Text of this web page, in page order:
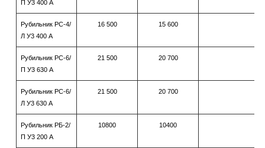
П У3 400 А
Рубильник РС-4/
Л У3 400 А
16 500 15 600
Рубильник РС-6/
П У3 630 А
21 500 20 700
Рубильник РС-6/
Л У3 630 А
21 500 20 700
Рубильник РБ-2/
П У3 200 А
10800 10400